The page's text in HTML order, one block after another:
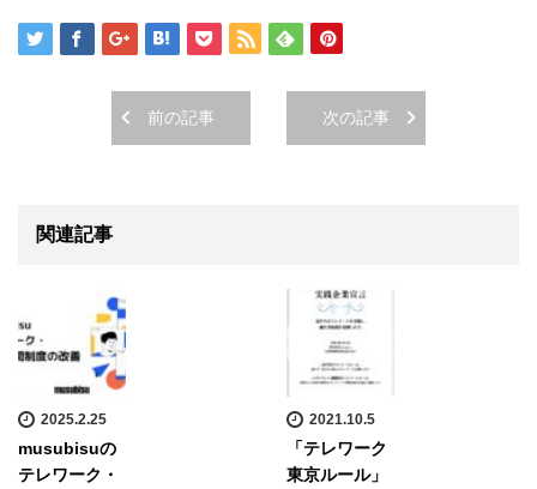
前の記事 次の記事
関連記事
2025.2.25
musubisuの
テレワーク・
2021.10.5
「テレワーク
東京ルール」